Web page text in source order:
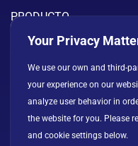
PRODUCTO
Tour del producto
Todas las funciones
Slingshot AI
Integraciones
Your Privacy
We use our own and third-
your experience on our
analyze user behavior in
the website for you. Please
and cookie settings below.